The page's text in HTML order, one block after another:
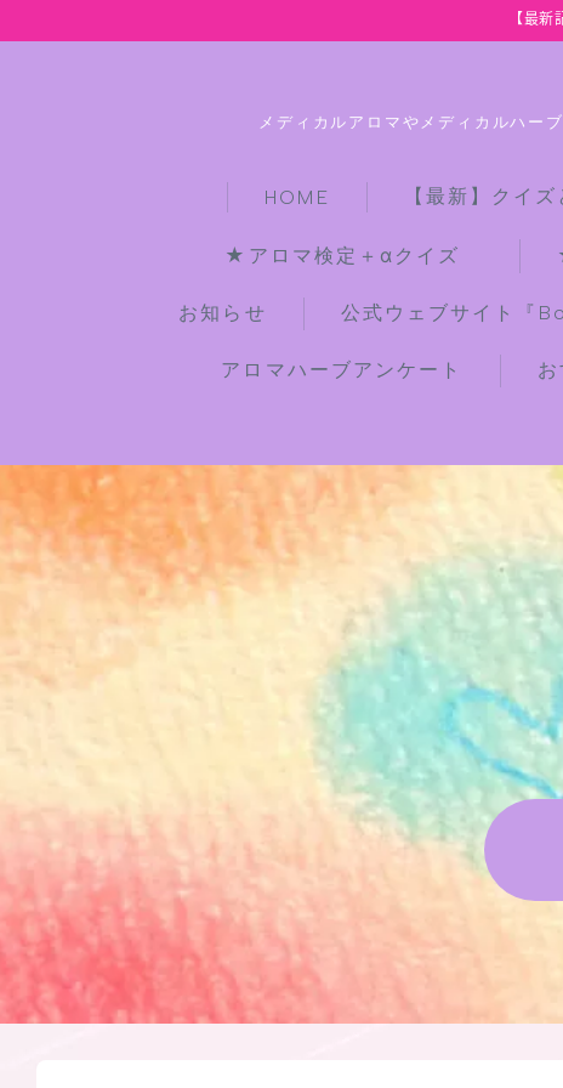
【最
メディカルアロマやメディカルハー
HOME 【最新】クイ
★アロマ検定＋αクイズ
お知らせ 公式ウェブサイト『
アロマハーブアンケート